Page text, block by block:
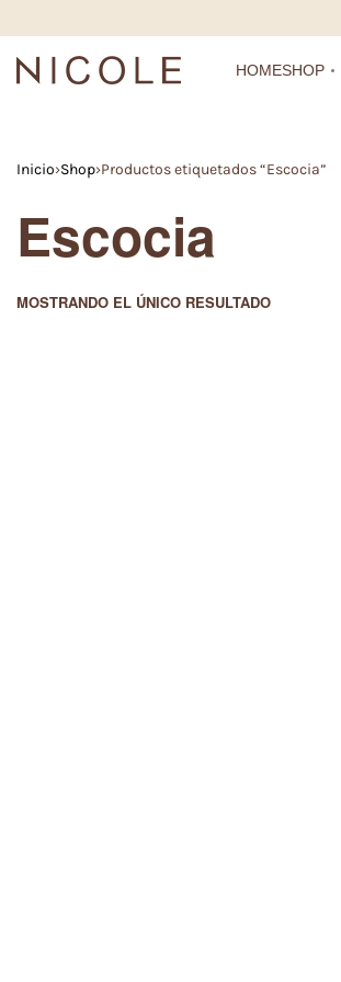
HOMESHOP
Inicio›Shop›Productos etiquetados “Escocia”
Escocia
MOSTRANDO EL ÚNICO RESULTADO